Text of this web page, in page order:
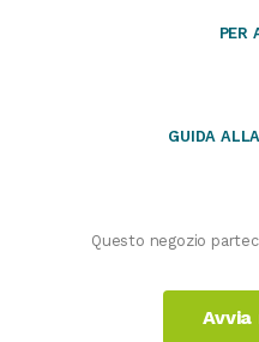
PER
GUIDA
Questo negozio